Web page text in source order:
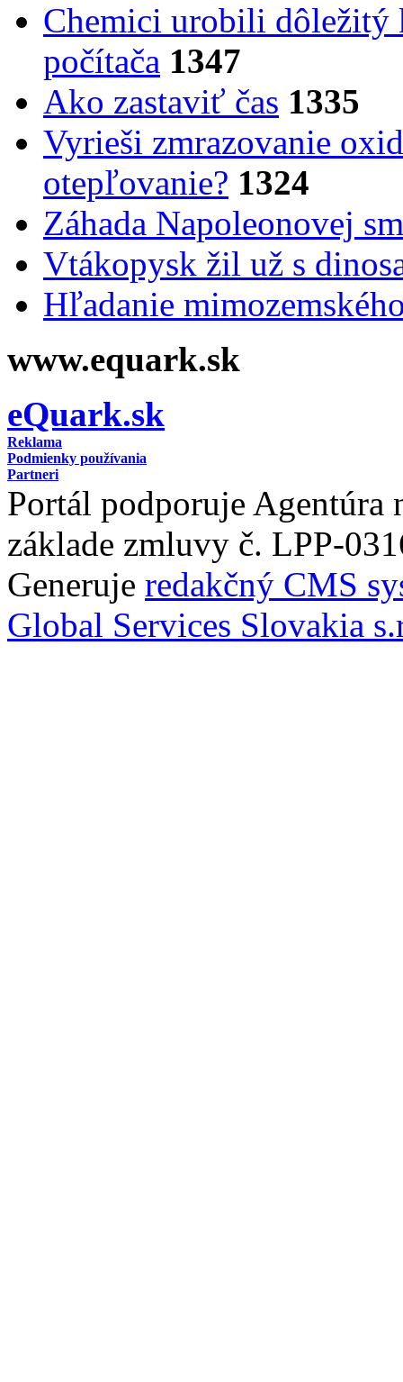
Chemici urobili dôležitý
počítača 1347
Ako zastaviť čas 1335
Vyrieši zmrazovanie
otepľovanie? 1324
Záhada Napoleonovej
Vtákopysk žil už s
Hľadanie
www.equark.sk
eQuark.sk
Reklama
Podmienky používania
Partneri
Portál podporuje Agentúra
základe zmluvy č. LPP-
Generuje redakčný CMS
Global Services Slovakia